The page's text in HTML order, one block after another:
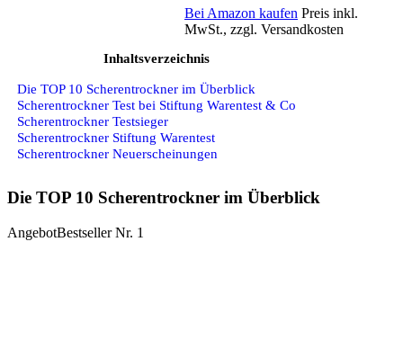
Bei Amazon kaufen Preis inkl.
MwSt., zzgl. Versandkosten
Inhaltsverzeichnis
Die TOP 10 Scherentrockner im Überblick
Scherentrockner Test bei Stiftung Warentest & Co
Scherentrockner Testsieger
Scherentrockner Stiftung Warentest
Scherentrockner Neuerscheinungen
Die TOP 10 Scherentrockner im Überblick
AngebotBestseller Nr. 1